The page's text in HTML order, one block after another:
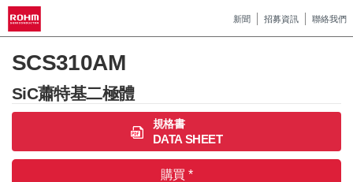
新聞 招募資訊 聯絡我們
SCS310AM
SiC蕭特基二極體
規格書
DATA SHEET
購買 *